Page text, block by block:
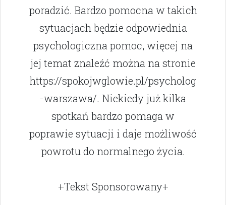
poradzić. Bardzo pomocna w takich
sytuacjach będzie odpowiednia
psychologiczna pomoc, więcej na
jej temat znaleźć można na stronie
https://spokojwglowie.pl/psycholog
-warszawa/. Niekiedy już kilka
spotkań bardzo pomaga w
poprawie sytuacji i daje możliwość
powrotu do normalnego życia.
+Tekst Sponsorowany+